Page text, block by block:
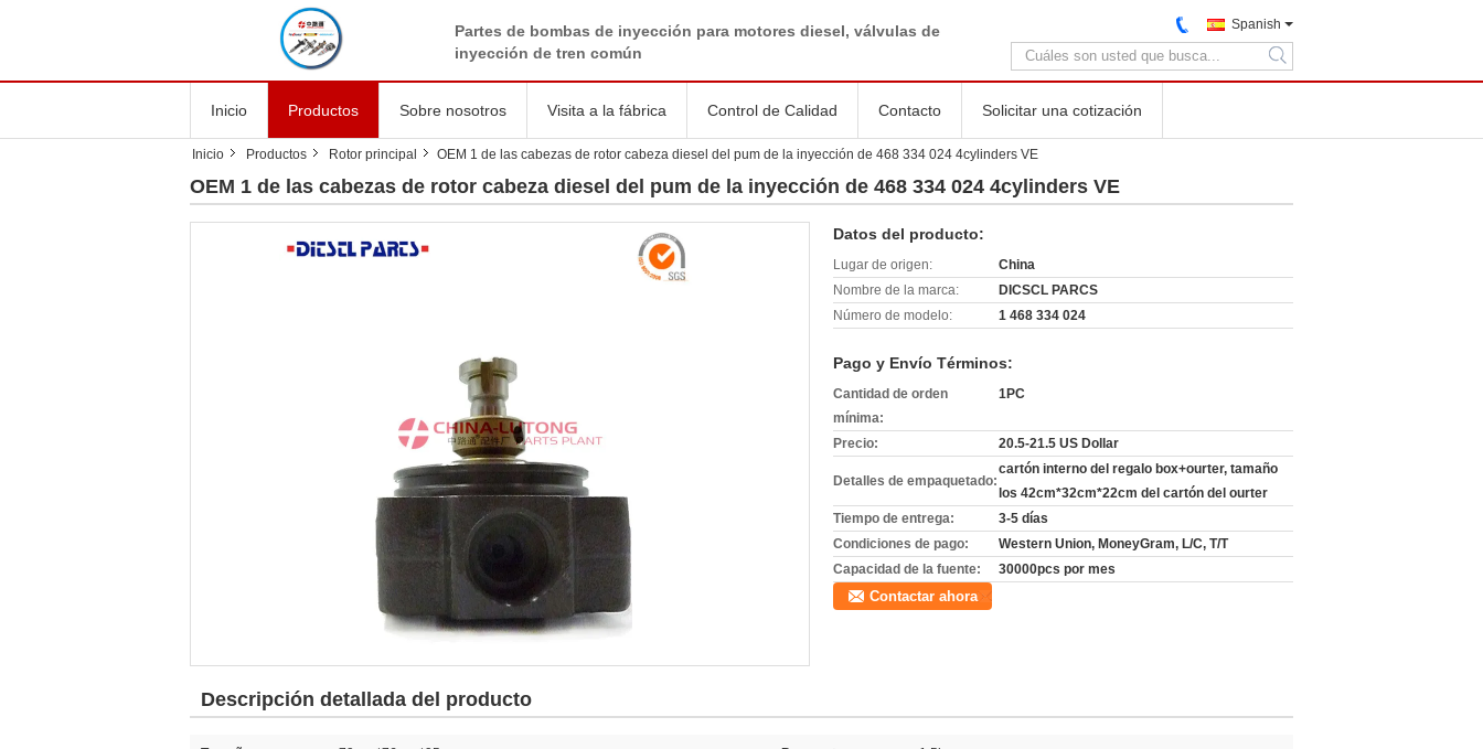
Partes de bombas de inyección para motores diesel, válvulas de
inyección de tren común
Spanish
search
Inicio Productos Sobre nosotros Visita a la fábrica Control de Calidad Contacto Solicitar una cotización
Inicio Productos Rotor principal OEM 1 de las cabezas de rotor cabeza diesel del pum de la inyección de 468 334 024 4cylinders VE
OEM 1 de las cabezas de rotor cabeza diesel del pum de la inyección de 468 334 024 4cylinders VE
Datos del producto:
Lugar de origen:
China
Nombre de la marca:
DICSCL PARCS
Número de modelo:
1 468 334 024
Pago y Envío Términos:
Cantidad de orden
mínima:
1PC
Precio: 20.5-21.5 US Dollar
Detalles de empaquetado:
cartón interno del regalo box+ourter, tamaño
los 42cm*32cm*22cm del cartón del ourter
Tiempo de entrega:
3-5 días
Condiciones de pago:
Western Union, MoneyGram, L/C, T/T
Capacidad de la fuente:
30000pcs por mes
Contactar ahora
Descripción detallada del producto